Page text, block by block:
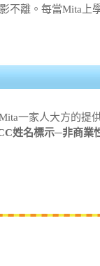
不離。每當Mita
一家人大方的提供
姓名標示─非商業